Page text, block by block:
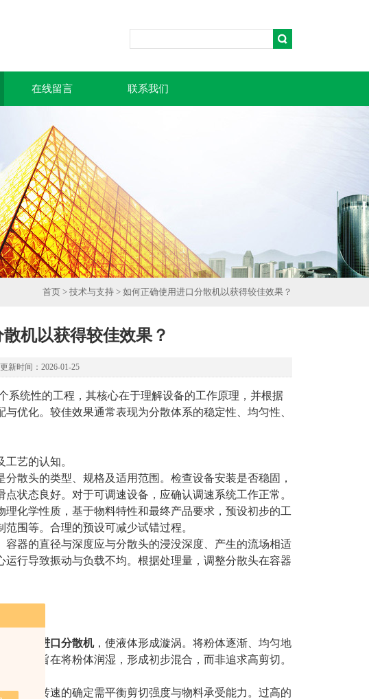
在线留言 联系我们
首页 > 技术与支持 > 如何正确使用进口分散机以获得较佳效果？
机以获得较佳效果？
新时间：2026-01-25
系统性的工程，其核心在于理解设备的工作原理，并根据
优化。较佳效果通常表现为分散体系的稳定性、均匀性、
艺的认知。
头的类型、规格及适用范围。检查设备安装是否稳固，
状态良好。对于可调速设备，应确认调速系统工作正常。
学性质，基于物料特性和最终产品要求，预设初步的工
围等。合理的预设可减少试错过程。
器的直径与深度应与分散头的浸没深度、产生的流场相适
行导致振动与负载不均。根据处理量，调整分散头在容器
。
启动
进口分散机，使液体形成漩涡。将粉体逐渐、均匀地
阶段旨在将粉体润湿，形成初步混合，而非追求高剪切。
围。转速的确定需平衡剪切强度与物料承受能力。过高的